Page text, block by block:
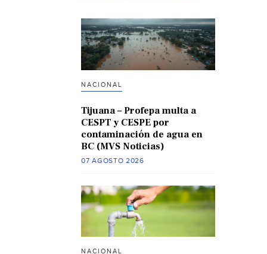
NACIONAL
Tijuana – Profepa multa a
CESPT y CESPE por
contaminación de agua en
BC (MVS Noticias)
07 AGOSTO 2026
NACIONAL